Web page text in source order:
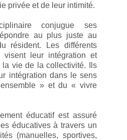
privée et de leur intimité.
conjugue ses
au plus juste au
résident. Les différents
visent leur intégration et
la vie de la collectivité. Ils
intégration dans le sens
» et du « vivre
éducatif est assuré
éducatives à travers un
(manuelles, sportives,